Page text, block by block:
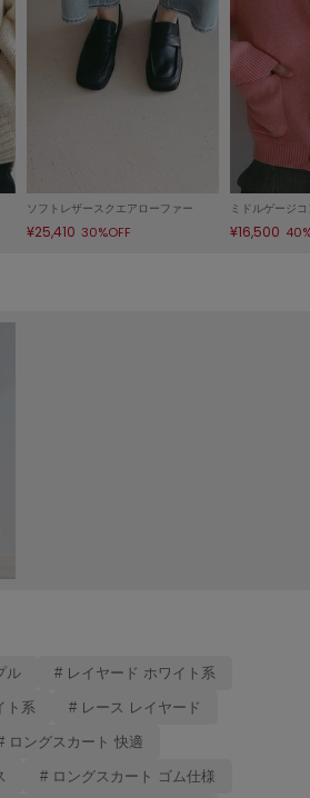
ソフトレザースクエアローファー
¥25,410 30%OFF ¥16,500
ル # レイヤード ホワイト系
ト系 # レース レイヤード
ロングスカート 快適
# ロングスカート ゴム仕様